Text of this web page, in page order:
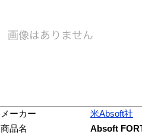
メーカー
米Absoft社
商品名
Absoft